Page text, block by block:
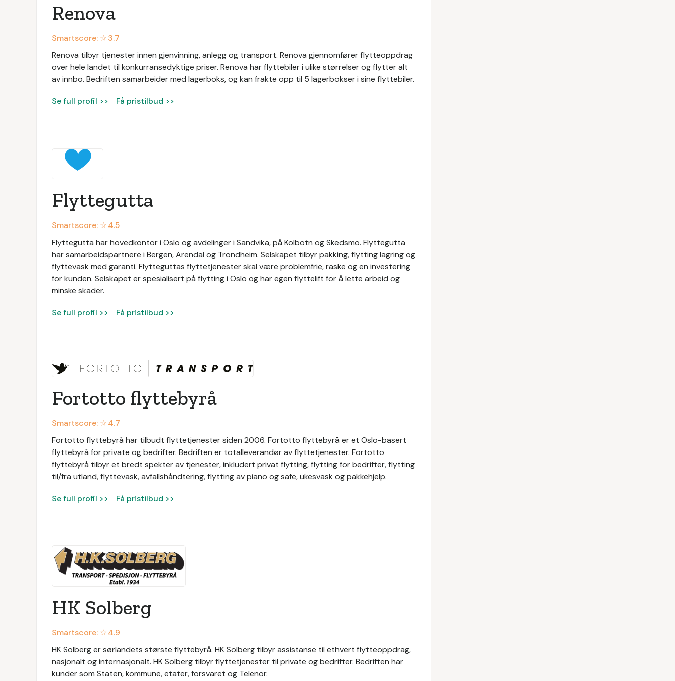
Renova
Smartscore: ☆3.7
Renova tilbyr tjenester innen gjenvinning, anlegg og transport. Renova gjennomfører flytteoppdrag
over hele landet til konkurransedyktige priser. Renova har flyttebiler i ulike størrelser og flytter alt
av innbo. Bedriften samarbeider med lagerboks, og kan frakte opp til 5 lagerbokser i sine flyttebiler.
Se full profil >> Få pristilbud >>
Flyttegutta
Smartscore: ☆4.5
Flyttegutta har hovedkontor i Oslo og avdelinger i Sandvika, på Kolbotn og Skedsmo. Flyttegutta
har samarbeidspartnere i Bergen, Arendal og Trondheim. Selskapet tilbyr pakking, flytting lagring og
flyttevask med garanti. Flytteguttas flyttetjenester skal være problemfrie, raske og en investering
for kunden. Selskapet er spesialisert på flytting i Oslo og har egen flyttelift for å lette arbeid og
minske skader.
Se full profil >> Få pristilbud >>
Fortotto flyttebyrå
Smartscore: ☆4.7
Fortotto flyttebyrå har tilbudt flyttetjenester siden 2006. Fortotto flyttebyrå er et Oslo-basert
flyttebyrå for private og bedrifter. Bedriften er totalleverandør av flyttetjenester. Fortotto
flyttebyrå tilbyr et bredt spekter av tjenester, inkludert privat flytting, flytting for bedrifter, flytting
til/fra utland, flyttevask, avfallshåndtering, flytting av piano og safe, ukesvask og pakkehjelp.
Se full profil >> Få pristilbud >>
HK Solberg
Smartscore: ☆4.9
HK Solberg er sørlandets største flyttebyrå. HK Solberg tilbyr assistanse til ethvert flytteoppdrag,
nasjonalt og internasjonalt. HK Solberg tilbyr flyttetjenester til private og bedrifter. Bedriften har
kunder som Staten, kommune, etater, forsvaret og Telenor.